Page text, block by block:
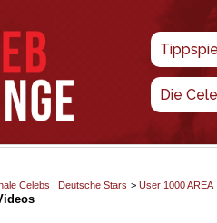
Die
Celebs | Deutsche Stars > User 1000 AREA